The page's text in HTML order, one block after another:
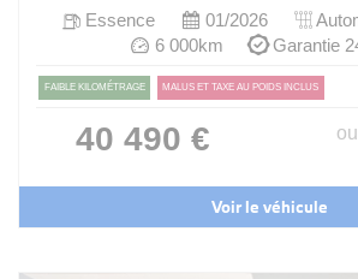
Essence 01/2026
6 000km
Garantie
FAIBLE KILOMÉTRAGE MALUS ET TAXE AU POIDS INCLUS
40 490 € ou
Voir le véhicule